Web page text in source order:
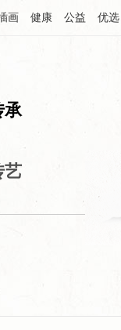
画 健康 公益 优选